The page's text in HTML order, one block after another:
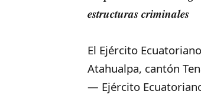
𝒆𝒔𝒕𝒓𝒖𝒄𝒕𝒖𝒓𝒂𝒔 𝒄𝒓𝒊𝒎𝒊𝒏𝒂𝒍𝒆𝒔
El Ejército
Atahualpa, cantón
— Ejército